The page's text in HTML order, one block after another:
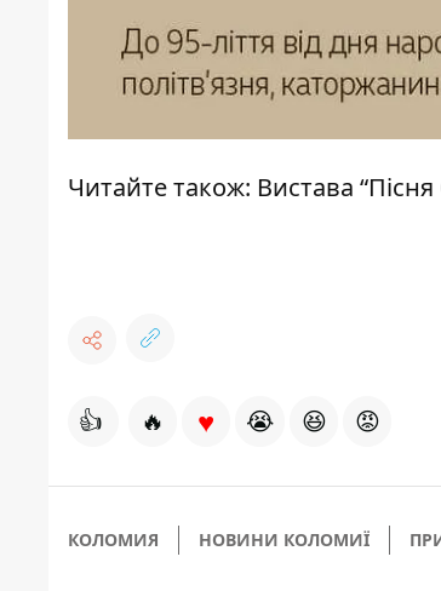
Читайте також: Вистава
👍 🔥 ♥ 😭 😆 😡
КОЛОМИЯ НОВИНИ КОЛОМИЇ